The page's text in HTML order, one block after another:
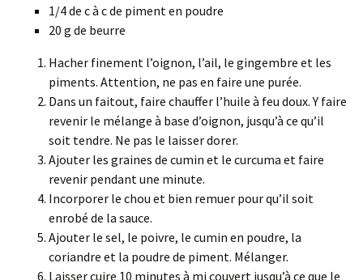
1/4 de c à c de piment en poudre
20 g de beurre
Hacher finement l’oignon, l’ail, le gingembre et les
piments. Attention, ne pas en faire une purée.
Dans un faitout, faire chauffer l’huile à feu doux. Y faire
revenir le mélange à base d’oignon, jusqu’à ce qu’il
soit tendre. Ne pas le laisser dorer.
Ajouter les graines de cumin et le curcuma et faire
revenir pendant une minute.
Incorporer le chou et bien remuer pour qu’il soit
enrobé de la sauce.
Ajouter le sel, le poivre, le cumin en poudre, la
coriandre et la poudre de piment. Mélanger.
Laisser cuire 10 minutes à mi couvert jusqu’à ce que le